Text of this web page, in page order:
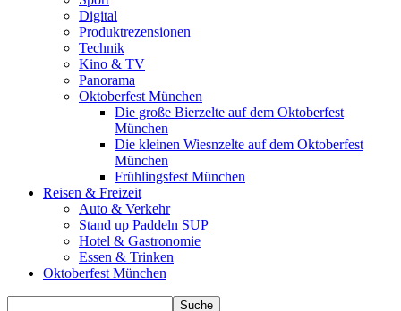
Digital
Produktrezensionen
Technik
Kino & TV
Panorama
Oktoberfest München
Die große Bierzelte auf dem Oktoberfest
München
Die kleinen Wiesnzelte auf dem Oktoberfest
München
Frühlingsfest München
Reisen & Freizeit
Auto & Verkehr
Stand up Paddeln SUP
Hotel & Gastronomie
Essen & Trinken
Oktoberfest München